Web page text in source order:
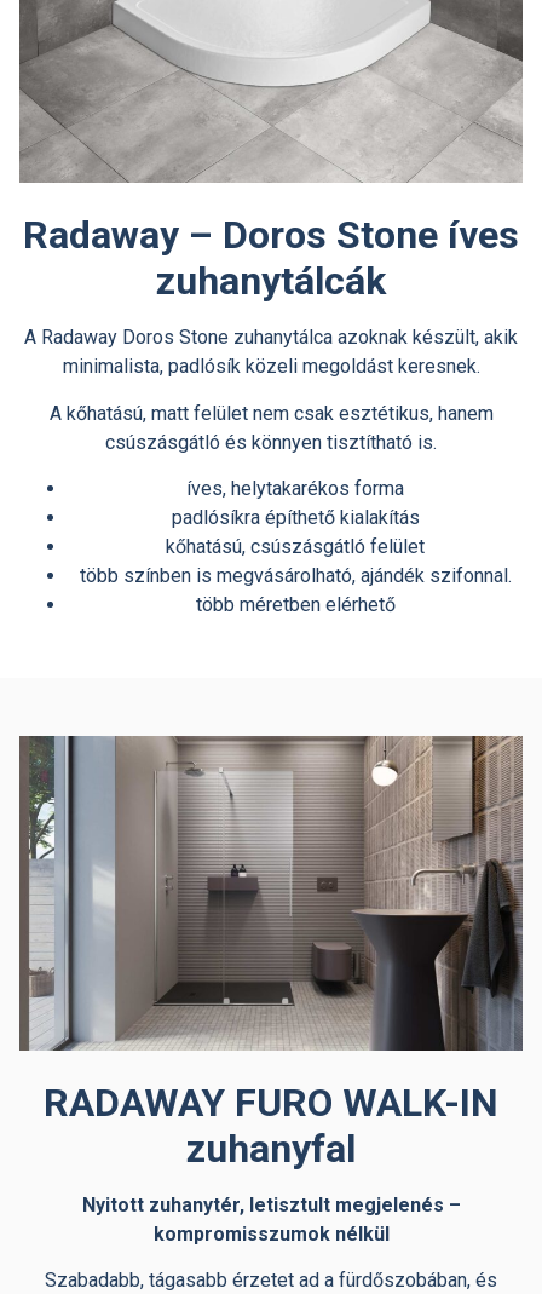
Radaway – Doros Stone íves
zuhanytálcák
A Radaway Doros Stone zuhanytálca azoknak készült, akik
minimalista, padlósík közeli megoldást keresnek.
A kőhatású, matt felület nem csak esztétikus, hanem
csúszásgátló és könnyen tisztítható is.
íves, helytakarékos forma
padlósíkra építhető kialakítás
kőhatású, csúszásgátló felület
több színben is megvásárolható, ajándék szifonnal.
több méretben elérhető
RADAWAY FURO WALK-IN
zuhanyfal
Nyitott zuhanytér, letisztult megjelenés –
kompromisszumok nélkül
Szabadabb, tágasabb érzetet ad a fürdőszobában, és